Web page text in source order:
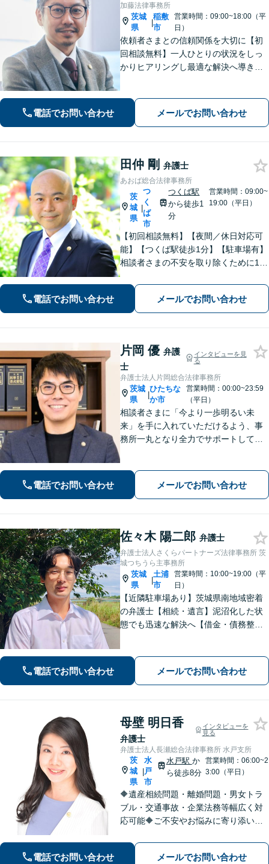
加藤法律事務所
茨城
県
|
稲敷
市
営業時間：09:00~18:00（平
日）
依頼者さまとの信頼関係を大切に【初
回相談無料】一人ひとりの状況をしっ
かりヒアリングし最適な解決へ導きま
応／見通しや方針を明確に提案／弁護
士費用もわかりやすく説明【夜間相談
電話でお問い合わせ メールでお問い合わせ
田仲 剛 弁護士
あおば総合法律事務所
茨
城
県
|
つ
く
ば
市
つくば駅
から徒歩1
分
営業時間：09:00~
19:00（平日）
【初回相談無料】【夜間／休日対応可
能】【つくば駅徒歩1分】【駐車場有】
相談者さまの不安を取り除くために1件
談者さまに寄り添った解決方法を提案
することを心がけています。まずはお
気軽にお問い合わせください。
電話でお問い合わせ メールでお問い合わせ
片岡 優 弁護
士
インタビューを見
る
弁護士法人片岡総合法律事務所
茨城
県
|
ひたちな
か市
営業時間：00:00~23:59
（平日）
相談者さまに「今より一歩明るい未
来」を手に入れていただけるよう、事
務所一丸となり全力でサポートしてま
かした相続関連業務／交通事故などに
幅広く対応します【初回相談無料】
電話でお問い合わせ メールでお問い合わせ
佐々木 陽二郎 弁護士
弁護士法人さくらパートナーズ法律事務所 茨
城つちうら主事務所
茨城
県
|
土浦
市
営業時間：10:00~19:00（平
日）
【近隣駐車場あり】茨城県南地域密着
の弁護士【相続・遺言】泥沼化した状
態でも迅速な解決へ【借金・債務整
す。【初回面談無料】【法テラス利用
可】【休日・夜間対応可】
電話でお問い合わせ メールでお問い合わせ
母壁 明日香
弁護士
インタビューを
見る
弁護士法人長瀬総合法律事務所 水戸支所
茨
城
県
|
水
戸
市
水戸駅 か
ら徒歩8分
営業時間：06:00~2
3:00（平日）
🔶遺産相続問題・離婚問題・男女トラ
ブル・交通事故・企業法務等幅広く対
応可能🔶ご不安やお悩みに寄り添い、
お迎えいたします。法律問題は、おひ
とりで悩まずに、お気軽にお問い合わ
電話でお問い合わせ メールでお問い合わせ